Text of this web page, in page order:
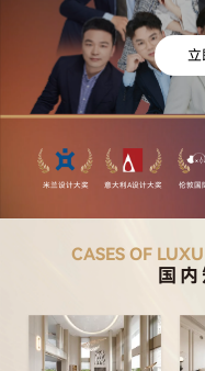
米兰设计大奖 意大利A设计大奖 伦敦国
CASES OF
国